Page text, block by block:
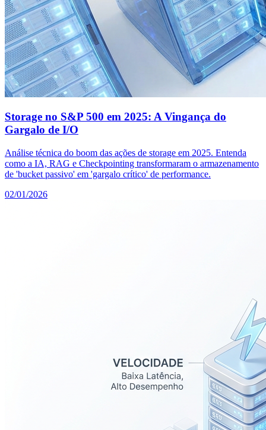
Storage no S&P 500 em 2025: A Vingança do
Gargalo de I/O
Análise técnica do boom das ações de storage em 2025. Entenda
como a IA, RAG e Checkpointing transformaram o armazenamento
de 'bucket passivo' em 'gargalo crítico' de performance.
02/01/2026